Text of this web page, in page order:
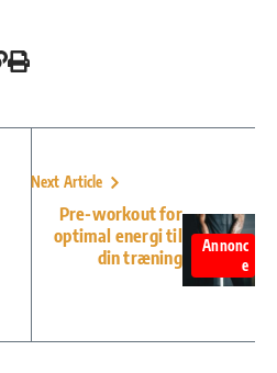
Next Article
Pre-workout for
optimal energi til
din træning
Annonc
e